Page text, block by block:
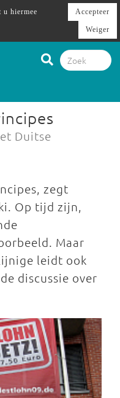
Duitse
zegt
Op tijd zijn,
Maar
leidt ook
discussie over
hiermee
Accepteer
Weiger